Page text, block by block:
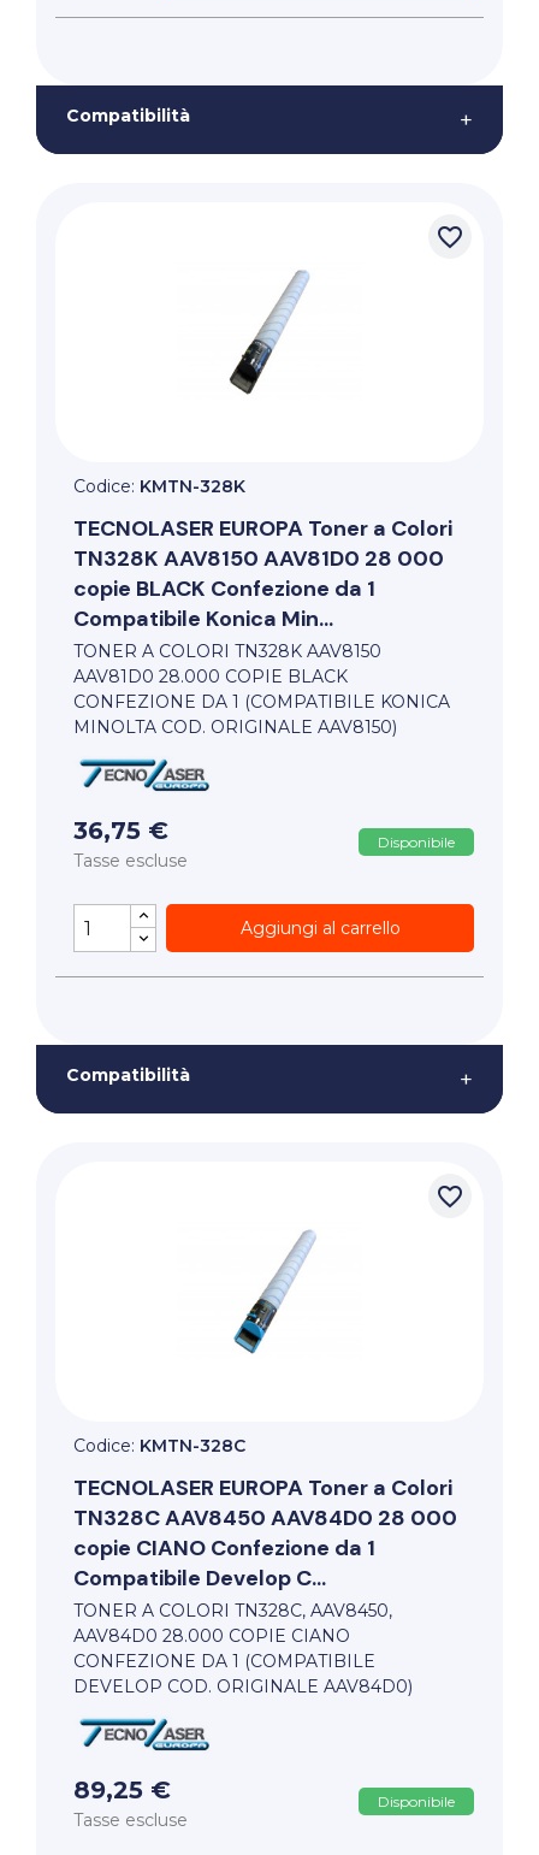
Compatibilità +
favorite_border
Codice: KMTN-328K
TECNOLASER EUROPA Toner a Colori
TN328K AAV8150 AAV81D0 28 000
copie BLACK Confezione da 1
Compatibile Konica Min...
TONER A COLORI TN328K AAV8150
AAV81D0 28.000 COPIE BLACK
CONFEZIONE DA 1 (COMPATIBILE KONICA
MINOLTA COD. ORIGINALE AAV8150)
36,75 €
Tasse escluse
Disponibile
Aggiungi al carrello
Compatibilità +
favorite_border
Codice: KMTN-328C
TECNOLASER EUROPA Toner a Colori
TN328C AAV8450 AAV84D0 28 000
copie CIANO Confezione da 1
Compatibile Develop C...
TONER A COLORI TN328C, AAV8450,
AAV84D0 28.000 COPIE CIANO
CONFEZIONE DA 1 (COMPATIBILE
DEVELOP COD. ORIGINALE AAV84D0)
89,25 €
Tasse escluse
Disponibile